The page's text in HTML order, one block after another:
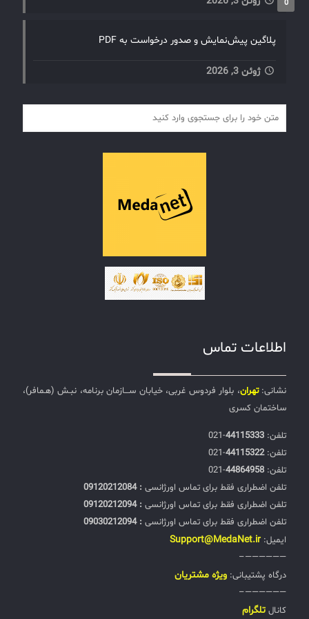
0
پلاگین پیش‌نمایش و صدور درخواست به PDF
ژوئن 3, 2026
اطلاعات تماس
نشانی:تهران، بلوار فردوس غربی، خیابان ســـازمان برنامه، نبـش (هـمافر)،
ساختمان کسری
تلفن:‌ 44115333
-021
تلفن:‌44115322
-021
تلفن:‌ 44864958
-021
تلفن اضطراری فقط برای تماس اورژانسی : 09120212084
تلفن اضطراری فقط برای تماس اورژانسی : 09120212094
تلفن اضطراری فقط برای تماس اورژانسی : 09030212094
ایمیل: Support@MedaNet.ir
——————–
درگاه پشتیبانی: ويژه مشتریان
——————–
کانال تلگرام